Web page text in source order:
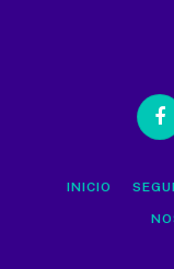
INICIO